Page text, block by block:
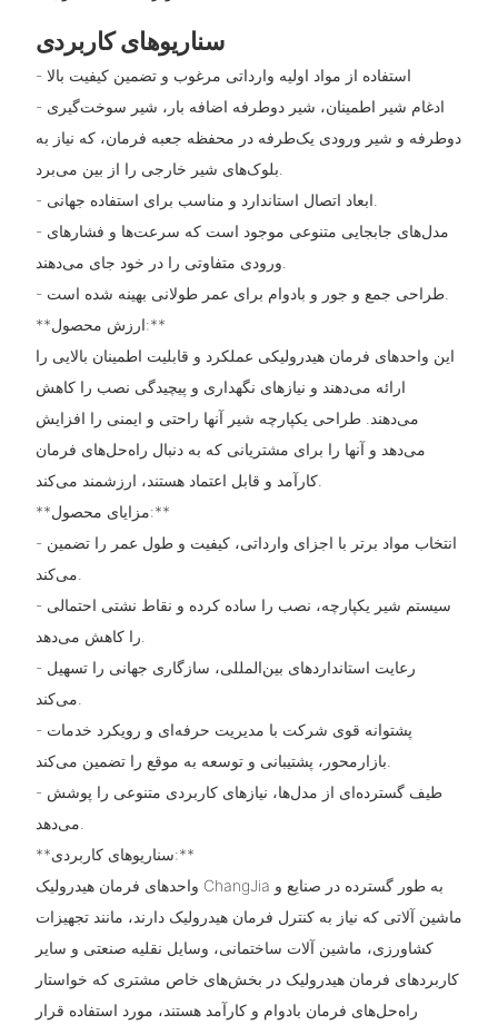
سناریوهای کاربردی
- استفاده از مواد اولیه وارداتی مرغوب و تضمین کیفیت بالا
- ادغام شیر اطمینان، شیر دوطرفه اضافه بار، شیر سوخت‌گیری
دوطرفه و شیر ورودی یک‌طرفه در محفظه جعبه فرمان، که نیاز به
- مدل‌های جابجایی متنوعی موجود است که سرعت‌ها و فشارهای
- طراحی جمع و جور و بادوام برای عمر طولانی بهینه شده است.
**ارزش محصول:**
این واحدهای فرمان هیدرولیکی عملکرد و قابلیت اطمینان بالایی را
ارائه می‌دهند و نیازهای نگهداری و پیچیدگی نصب را کاهش
می‌دهند. طراحی یکپارچه شیر آنها راحتی و ایمنی را افزایش
می‌دهد و آنها را برای مشتریانی که به دنبال راه‌حل‌های فرمان
کارآمد و قابل اعتماد هستند، ارزشمند می‌کند.
**مزایای محصول:**
- انتخاب مواد برتر با اجزای وارداتی، کیفیت و طول عمر را تضمین
- سیستم شیر یکپارچه، نصب را ساده کرده و نقاط نشتی احتمالی
- رعایت استانداردهای بین‌المللی، سازگاری جهانی را تسهیل
- پشتوانه قوی شرکت با مدیریت حرفه‌ای و رویکرد خدمات
- طیف گسترده‌ای از مدل‌ها، نیازهای کاربردی متنوعی را پوشش
**سناریوهای کاربردی:**
واحدهای فرمان هیدرولیک ChangJia به طور گسترده در صنایع و
ماشین آلاتی که نیاز به کنترل فرمان هیدرولیک دارند، مانند تجهیزات
کشاورزی، ماشین آلات ساختمانی، وسایل نقلیه صنعتی و سایر
کاربردهای فرمان هیدرولیک در بخش‌های خاص مشتری که خواستار
راه‌حل‌های فرمان بادوام و کارآمد هستند، مورد استفاده قرار